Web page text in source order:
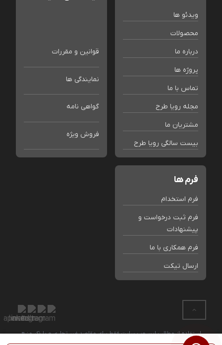
ویدئو ها
محصولات
درباره ما
پروژه ها
تماس با ما
مجله رویا طرح
مشتریان ما
بیست سالگی رویا طرح
قوانین و مقررات
نمایندگی ها
گواهی نامه
فروش ویژه
فرم ها
فرم استخدام
فرم ثبت درخواست و
پیشنهادات
فرم همکاری با ما
ارسال تیکت
استفاده از مطالب این وب سایت فقط برای مقاصد غیر تجاری و با ذکر منبع
بلامانع است. کلیه حقوق این سایت متعلق به فروشگاه رویا طرح می باشد.